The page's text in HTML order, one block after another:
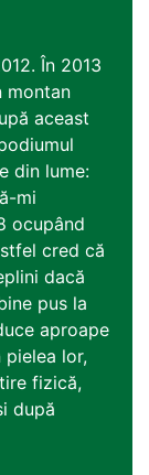
În 2013
montan
aceast
din lume:
mi
ocupând
cred că
dacă
pus la
aproape
pielea lor,
fizică,
după